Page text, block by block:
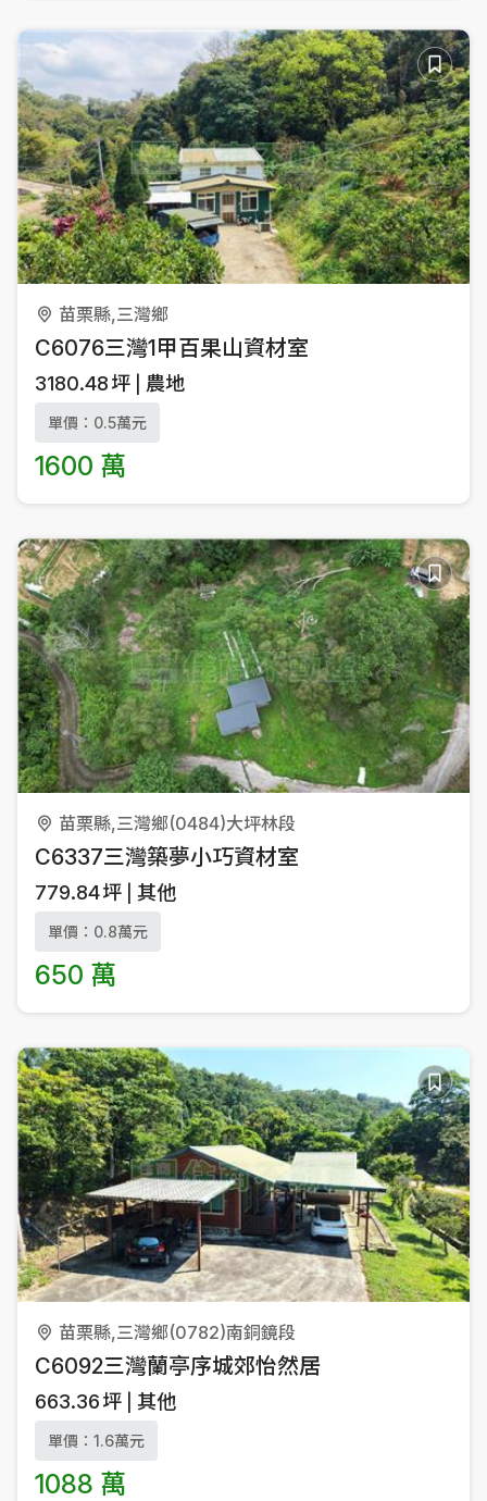
苗栗縣,三灣鄉
C6076三灣1甲百果山資材室
3180.48坪 農地
單價：0.5萬元
1600 萬
苗栗縣,三灣鄉(0484)大坪林段
C6337三灣築夢小巧資材室
779.84坪 其他
單價：0.8萬元
650 萬
苗栗縣,三灣鄉(0782)南銅鏡段
C6092三灣蘭亭序城郊怡然居
663.36坪 其他
單價：1.6萬元
1088 萬